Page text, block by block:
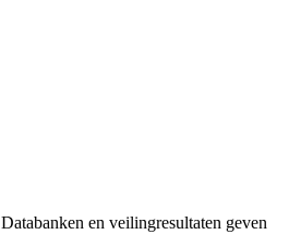
en veilingresultaten geven